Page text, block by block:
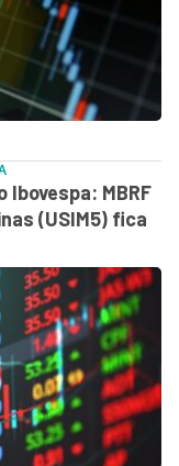
MBRF
(USIM5) fica